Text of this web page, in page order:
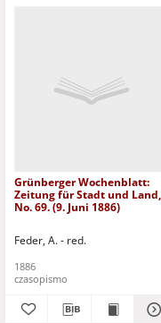
Grünberger Wochenblatt:
Zeitung für Stadt und Land,
No. 69. (9. Juni 1886)
Feder, A. - red.
1886
czasopismo